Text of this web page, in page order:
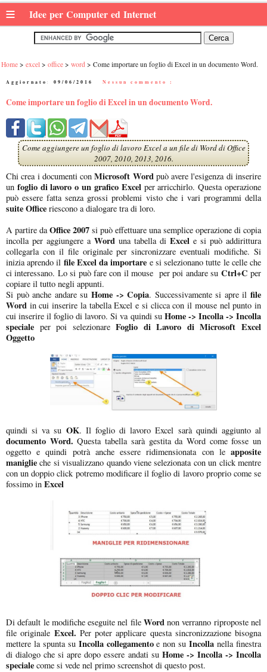
≡ Idee per Computer ed Internet
Home excel office word Come importare un foglio di Excel in un documento Word.
Aggiornato: 09/06/2016 Nessun commento :
Come importare un foglio di Excel in un documento Word.
Come aggiungere un foglio di lavoro Excel a un file di Word di Office
2007, 2010, 2013, 2016.
Chi crea i documenti conMicrosoft Wordpuò avere l'esigenza di inserire
un foglio di lavoro o un grafico Excelper arricchirlo. Questa operazione
può essere fatta senza grossi problemi visto che i vari programmi della
suite Office riescono a dialogare tra di loro.
A partire daOffice 2007 si può effettuare una semplice operazione di copia
incolla per aggiungere a Word una tabella di Excel e si può addirittura
collegarla con il file originale per sincronizzare eventuali modifiche. Si
inizia aprendo il file Excel da importare e si selezionano tutte le celle che
ci interessano. Lo si può fare con il mouse per poi andare su Ctrl+C per
copiare il tutto negli appunti.
Si può anche andare su Home -> Copia. Successivamente si apre il file
Word in cui inserire la tabella Excel e si clicca con il mouse nel punto in
cui inserire il foglio di lavoro. Si va quindi suHome -> Incolla -> Incolla
speciale per poi selezionareFoglio di Lavoro di Microsoft Excel
Oggetto
quindi si va su OK. Il foglio di lavoro Excel sarà quindi aggiunto al
documento Word.Questa tabella sarà gestita da Word come fosse un
oggetto e quindi potrà anche essere ridimensionata con le apposite
maniglie che si visualizzano quando viene selezionata con un click mentre
con un doppio click potremo modificare il foglio di lavoro proprio come se
fossimo in Excel
Di default le modifiche eseguite nel fileWordnon verranno riproposte nel
file originale Excel. Per poter applicare questa sincronizzazione bisogna
mettere la spunta su Incolla collegamentoe non su Incolla nella finestra
di dialogo che si apre dopo essere andati su Home -> Incolla -> Incolla
speciale come si vede nel primo screenshot di questo post.